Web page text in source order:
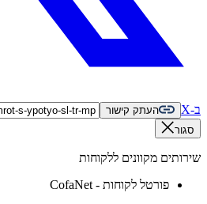
ב-X
העתק קישור
סגור
שירותים מקוונים ללקוחות
פורטל לקוחות - CofaNet